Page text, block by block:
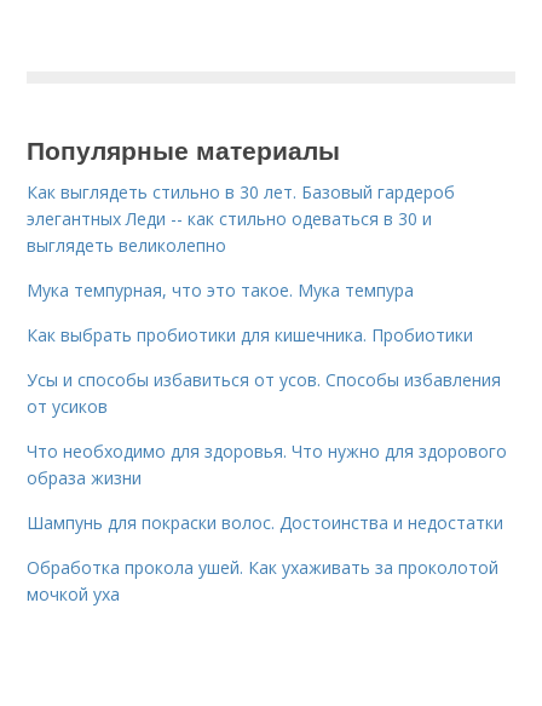
Популярные материалы
Как выглядеть стильно в 30 лет. Базовый гардероб
элегантных Леди -- как стильно одеваться в 30 и
выглядеть великолепно
Мука темпурная, что это такое. Мука темпура
Как выбрать пробиотики для кишечника. Пробиотики
Усы и способы избавиться от усов. Способы избавления
от усиков
Что необходимо для здоровья. Что нужно для здорового
образа жизни
Шампунь для покраски волос. Достоинства и недостатки
Обработка прокола ушей. Как ухаживать за проколотой
мочкой уха